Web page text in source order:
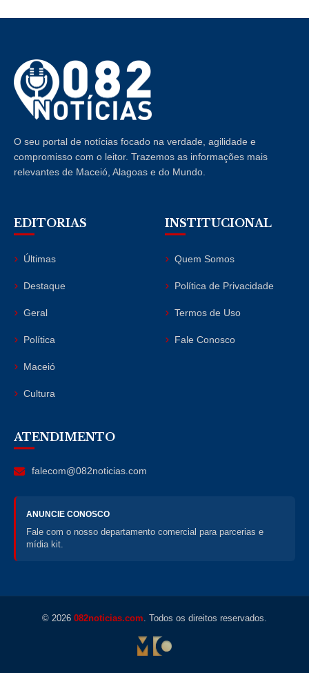
O seu portal de notícias focado na verdade, agilidade e
compromisso com o leitor. Trazemos as informações mais
relevantes de Maceió, Alagoas e do Mundo.
EDITORIAS
Últimas
Destaque
Geral
Política
Maceió
Cultura
INSTITUCIONAL
Quem Somos
Política de Privacidade
Termos de Uso
Fale Conosco
ATENDIMENTO
falecom@082noticias.com
ANUNCIE CONOSCO
Fale com o nosso departamento comercial para parcerias e
mídia kit.
© 2026 082noticias.com. Todos os direitos reservados.